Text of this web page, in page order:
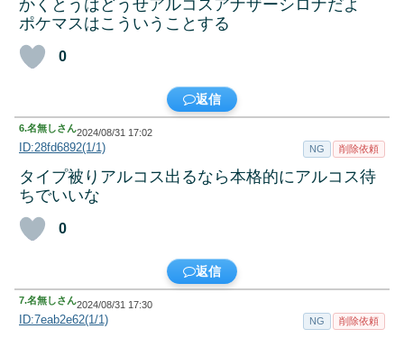
かくとうはどうせアルコスアナザーシロナだよ
ポケマスはこういうことする
0
返信
6.名無しさん2024/08/31 17:02
ID:28fd6892(1/1) NG 削除依頼
タイプ被りアルコス出るなら本格的にアルコス待
ちでいいな
0
返信
7.名無しさん2024/08/31 17:30
ID:7eab2e62(1/1) NG 削除依頼